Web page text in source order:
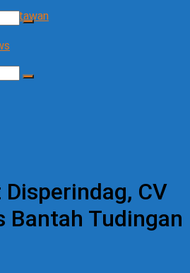
CV
Bantah Tudingan